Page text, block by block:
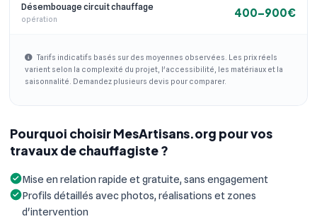
Désembouage circuit chauffage
opération 400–900€
Tarifs indicatifs basés sur des moyennes observées. Les prix réels
varient selon la complexité du projet, l'accessibilité, les matériaux et la
saisonnalité. Demandez plusieurs devis pour comparer.
Pourquoi choisir MesArtisans.org pour vos
travaux de chauffagiste ?
Mise en relation rapide et gratuite, sans engagement
Profils détaillés avec photos, réalisations et zones
d'intervention